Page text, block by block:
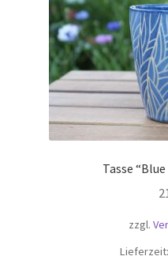
Tasse
zzgl.
Lieferzeit: